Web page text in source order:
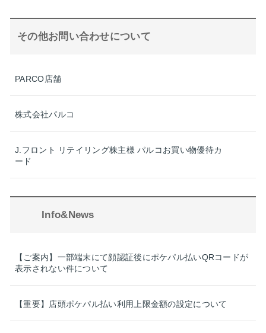
その他お問い合わせについて
PARCO店舗
株式会社パルコ
J.フロント リテイリング株主様 パルコお買い物優待カ
ード
Info&News
【ご案内】一部端末にて顔認証後にポケパル払いQRコードが
表示されない件について
【重要】店頭ポケパル払い利用上限金額の設定について